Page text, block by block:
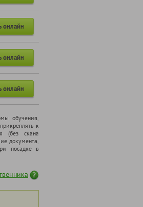
онлайн
онлайн
онлайн
обучения,
к
(без скана
документа,
посадке в